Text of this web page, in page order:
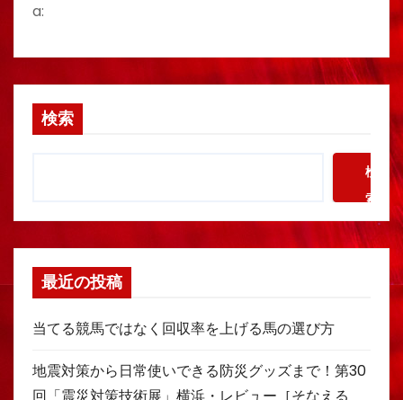
a:
検索
検
索
最近の投稿
当てる競馬ではなく回収率を上げる馬の選び方
地震対策から日常使いできる防災グッズまで！第30